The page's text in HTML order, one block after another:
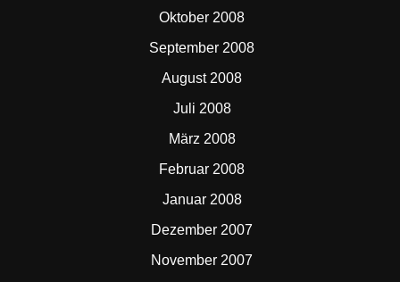
Oktober 2008
September 2008
August 2008
Juli 2008
März 2008
Februar 2008
Januar 2008
Dezember 2007
November 2007